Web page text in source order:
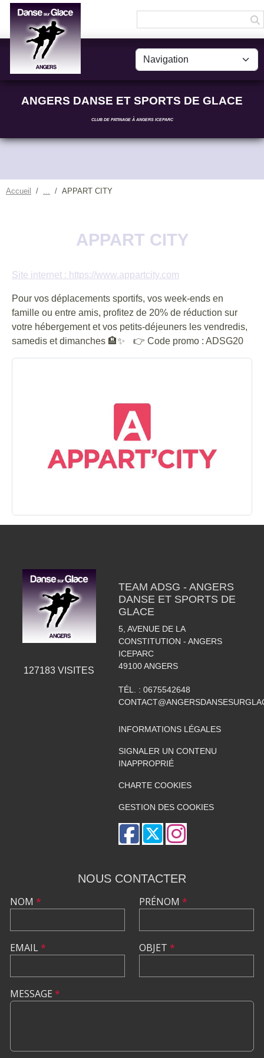
ANGERS DANSE ET SPORTS DE GLACE
CLUB DE PATINAGE À ANGERS ICEPARC
Accueil APPART CITY
APPART CITY
Site internet : https://www.appartcity.com
Pour vos déplacements sportifs, vos week-ends en
famille ou entre amis, profitez de 20% de réduction sur
votre hébergement et vos petits-déjeuners les vendredis,
samedis et dimanches 🏨✨ 👉 Code promo : ADSG20
127183 VISITES
TEAM ADSG - ANGERS
DANSE ET SPORTS DE
GLACE
5, AVENUE DE LA
CONSTITUTION - ANGERS
ICEPARC
49100 ANGERS
TÉL. : 0675542648
INFORMATIONS LÉGALES
SIGNALER UN CONTENU
INAPPROPRIÉ
CHARTE COOKIES
GESTION DES COOKIES
NOUS CONTACTER
NOM *
EMAIL*
PRÉNOM *
OBJET *
MESSAGE *
Panneau de gestion des cookies